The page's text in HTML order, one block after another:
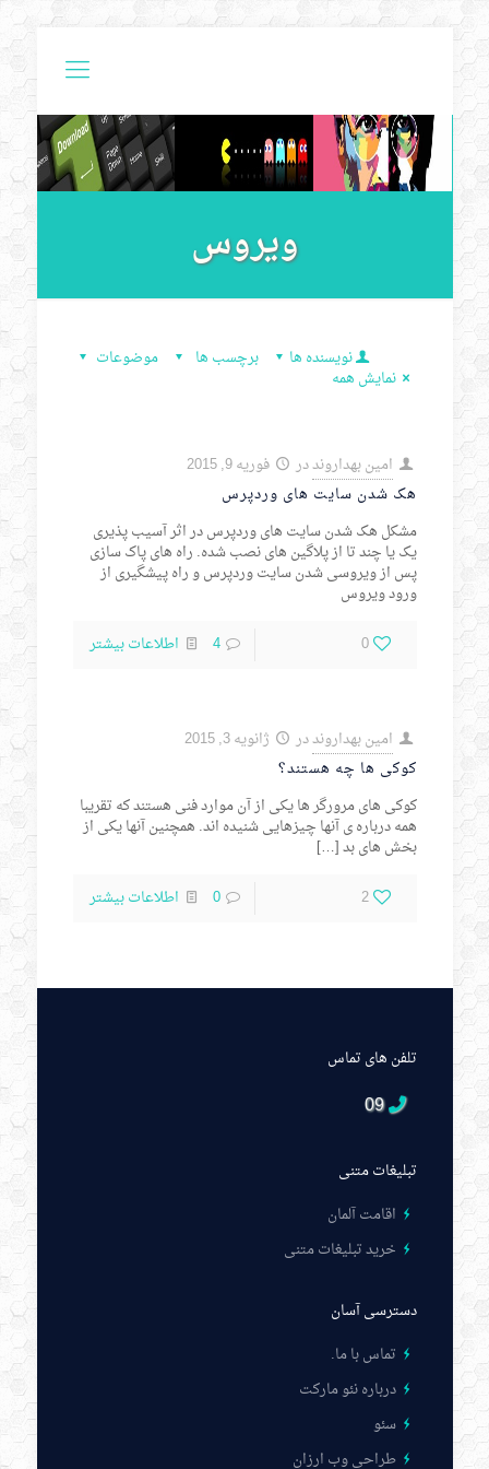
ویروس
موضوعات برچسب ها نویسنده ها
نمایش همه
امین بهدارونددر
فوریه 9, 2015
هک شدن سایت های وردپرس
مشکل هک شدن سایت های وردپرس در اثر آسیب پذیری
یک یا چند تا از پلاگین های نصب شده. راه های پاک سازی
پس از ویروسی شدن سایت وردپرس و راه پیشگیری از
ورود ویروس
0
4 اطلاعات بیشتر
امین بهدارونددر
ژانویه 3, 2015
کوکی ها چه هستند؟
کوکی های مرورگر ها یکی از آن موارد فنی هستند که تقریبا
همه درباره ی آنها چیزهایی شنیده اند. همچنین آنها یکی از
بخش های بد[…]
2
0 اطلاعات بیشتر
تلفن های تماس
09
تبلیغات متنی
اقامت آلمان
خرید تبلیغات متنی
دسترسی آسان
تماس با ما.
درباره نئو مارکت
سئو
طراحی وب ارزان